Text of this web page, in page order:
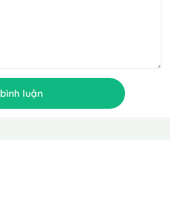
Gửi bình luận